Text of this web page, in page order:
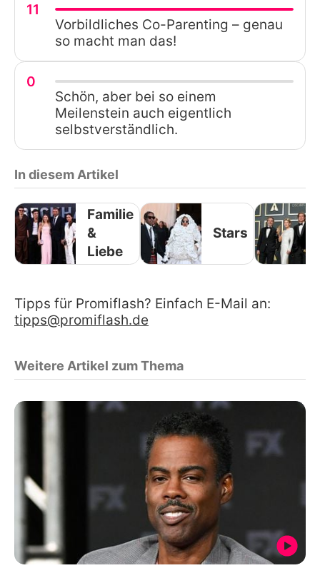
11
Vorbildliches Co-Parenting – genau
so macht man das!
0
Schön, aber bei so einem
Meilenstein auch eigentlich
selbstverständlich.
In diesem Artikel
Familie
&
Liebe
Stars
Tipps für Promiflash? Einfach E-Mail an:
tipps@promiflash.de
Weitere Artikel zum Thema